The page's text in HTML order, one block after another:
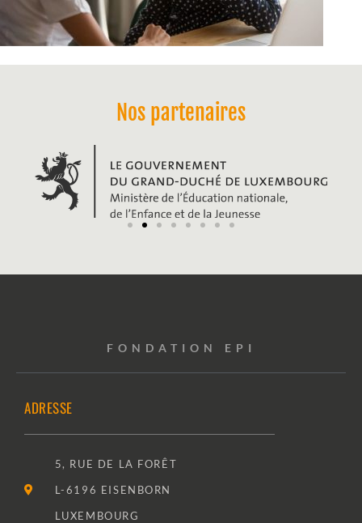
Nos partenaires
FONDATION EPI
ADRESSE
5, RUE DE LA FORÊT
L-6196 EISENBORN
LUXEMBOURG